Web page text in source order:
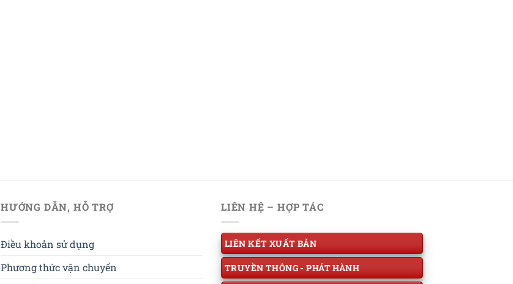
HƯỚNG DẪN, HỖ TRỢ
Điều khoản sử dụng
Phương thức vận chuyển
LIÊN HỆ – HỢP TÁC
LIÊN KẾT XUẤT BẢN
TRUYỀN THÔNG - PHÁT HÀNH